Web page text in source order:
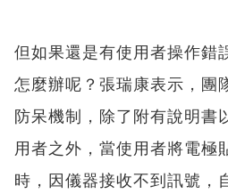
但如果還是有使用者操作錯
怎麼辦呢？張瑞康表示，團
防呆機制，除了附有說明書
用者之外，當使用者將電極
時，因儀器接收不到訊號，